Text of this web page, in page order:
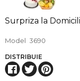
Surpriza la
Model 3690
DISTRIBUIE